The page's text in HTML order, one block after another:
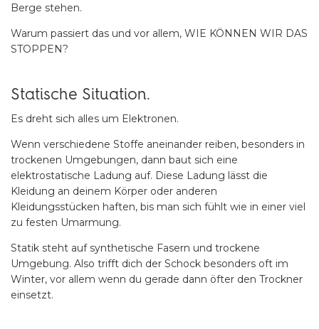
Berge stehen.
Warum passiert das und vor allem, WIE KÖNNEN WIR DAS
STOPPEN?
Statische Situation.
Es dreht sich alles um Elektronen.
Wenn verschiedene Stoffe aneinander reiben, besonders in
trockenen Umgebungen, dann baut sich eine
elektrostatische Ladung auf. Diese Ladung lässt die
Kleidung an deinem Körper oder anderen
Kleidungsstücken haften, bis man sich fühlt wie in einer viel
zu festen Umarmung.
Statik steht auf synthetische Fasern und trockene
Umgebung. Also trifft dich der Schock besonders oft im
Winter, vor allem wenn du gerade dann öfter den Trockner
einsetzt.